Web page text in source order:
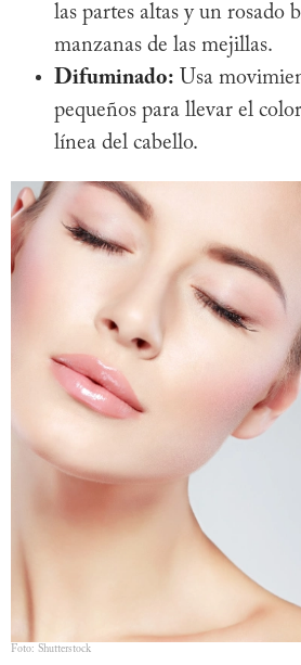
las partes altas y un rosado
manzanas de las mejillas.
Difuminado: Usa
pequeños para llevar el
línea del cabello.
Foto: Shutterstock